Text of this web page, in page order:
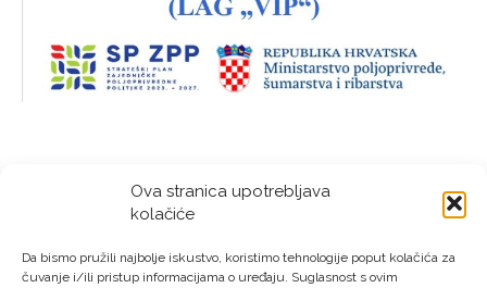
Ova stranica upotrebljava
kolačiće
Da bismo pružili najbolje iskustvo, koristimo tehnologije poput kolačića za
čuvanje i/ili pristup informacijama o uređaju. Suglasnost s ovim